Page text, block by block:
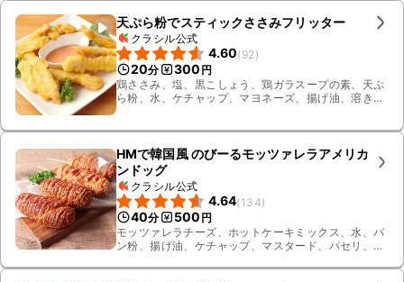
天ぷら粉でスティックささみフリッター
クラシル公式
4.60(92 )
20分 300 円
鶏ささみ、塩、黒こしょう、鶏ガラスープの素、天ぷ
ら粉、水、ケチャップ、マヨネーズ、揚げ油、溶き
HMで韓国風 のびーるモッツァレラアメリカ
ンドッグ
クラシル公式
4.64(134)
40分 500 円
モッツァレラチーズ、ホットケーキミックス、水、パ
ン粉、揚げ油、ケチャップ、マスタード、パセリ、ウ
スライスモッツァレラチーズ